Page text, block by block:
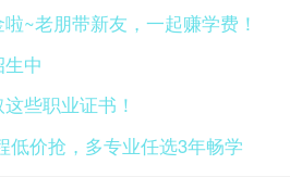
~老朋带新友，一起赚学费！
中
些职业证书！
低价抢，多专业任选3年畅学